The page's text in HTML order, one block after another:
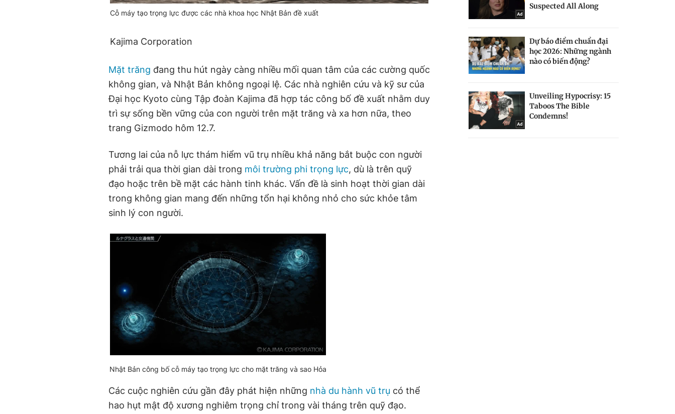
Cỗ máy tạo trọng lực được các nhà khoa học Nhật Bản đề xuất
Kajima Corporation
Mặt trăng đang thu hút ngày càng nhiều mối quan tâm của các cường quốc
không gian, và Nhật Bản không ngoại lệ. Các nhà nghiên cứu và kỹ sư của
Đại học Kyoto cùng Tập đoàn Kajima đã hợp tác công bố đề xuất nhằm duy
trì sự sống bền vững của con người trên mặt trăng và xa hơn nữa, theo
trang Gizmodo hôm 12.7.
Tương lai của nỗ lực thám hiểm vũ trụ nhiều khả năng bắt buộc con người
phải trải qua thời gian dài trong môi trường phi trọng lực, dù là trên quỹ
đạo hoặc trên bề mặt các hành tinh khác. Vấn đề là sinh hoạt thời gian dài
trong không gian mang đến những tổn hại không nhỏ cho sức khỏe tâm
sinh lý con người.
Nhật Bản công bố cỗ máy tạo trọng lực cho mặt trăng và sao Hỏa
Các cuộc nghiên cứu gần đây phát hiện những nhà du hành vũ trụ có thể
hao hụt mật độ xương nghiêm trọng chỉ trong vài tháng trên quỹ đạo.